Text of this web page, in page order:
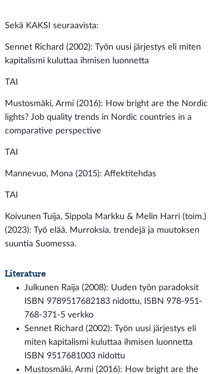
Sekä KAKSI seuraavista:
Sennet Richard (2002): Työn uusi järjestys eli miten
kapitalismi kuluttaa ihmisen luonnetta
TAI
Mustosmäki, Armi (2016): How bright are the Nordic
lights? Job quality trends in Nordic countries in a
comparative perspective
TAI
Mannevuo, Mona (2015): Affektitehdas
TAI
Koivunen Tuija, Sippola Markku & Melin Harri (toim.)
(2023): Työ elää. Murroksia, trendejä ja muutoksen
suuntia Suomessa.
Literature
Julkunen Raija (2008): Uuden työn paradoksit
ISBN 9789517682183 nidottu, ISBN 978-951-
768-371-5 verkko
Sennet Richard (2002): Työn uusi järjestys eli
miten kapitalismi kuluttaa ihmisen luonnetta
ISBN 9517681003 nidottu
Mustosmäki, Armi (2016): How bright are the